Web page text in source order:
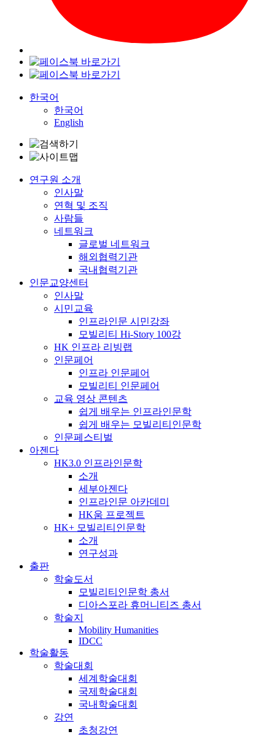
한국어
한국어
English
연구원 소개
인사말
연혁 및 조직
사람들
네트워크
글로벌 네트워크
해외협력기관
국내협력기관
인문교양센터
인사말
시민교육
인프라인문 시민강좌
모빌리티 Hi-Story 100강
HK 인프라 리빙랩
인문페어
인프라 인문페어
모빌리티 인문페어
교육 영상 콘텐츠
쉽게 배우는 인프라인문학
쉽게 배우는 모빌리티인문학
인문페스티벌
아젠다
HK3.0 인프라인문학
소개
세부아젠다
인프라인문 아카데미
HK움 프로젝트
HK+ 모빌리티인문학
소개
연구성과
출판
학술도서
모빌리티인문학 총서
디아스포라 휴머니티즈 총서
학술지
Mobility Humanities
IDCC
학술활동
학술대회
세계학술대회
국제학술대회
국내학술대회
강연
초청강연